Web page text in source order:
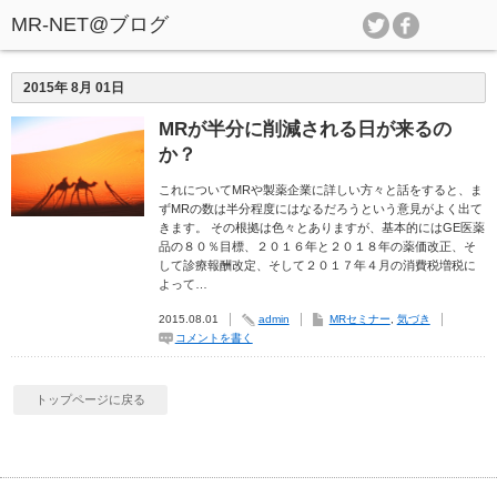
2015年 8月 01日
MRが半分に削減される日が来るの
か？
これについてMRや製薬企業に詳しい方々と話をすると、ま
ずMRの数は半分程度にはなるだろうという意見がよく出て
きます。 その根拠は色々とありますが、基本的にはGE医薬
品の８０％目標、２０１６年と２０１８年の薬価改正、そ
して診療報酬改定、そして２０１７年４月の消費税増税に
よって…
2015.08.01 admin MRセミナー
気づき
コメントを書く
トップページに戻る